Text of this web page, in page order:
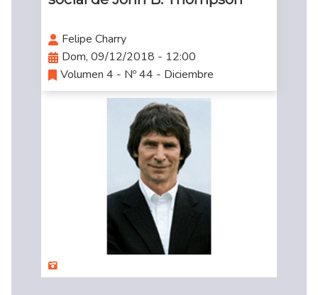
Felipe Charry
Dom, 09/12/2018 - 12:00
Volumen 4 - Nº 44 - Diciembre